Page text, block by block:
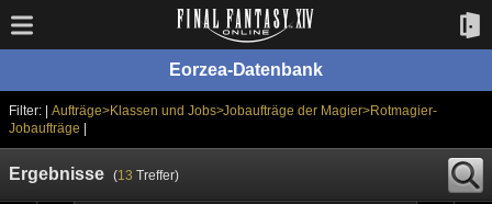
Eorzea-Datenbank
Filter: | Aufträge>Klassen und Jobs>Jobaufträge der Magier>Rotmagier-
Jobaufträge
Ergebnisse (13 Treffer)